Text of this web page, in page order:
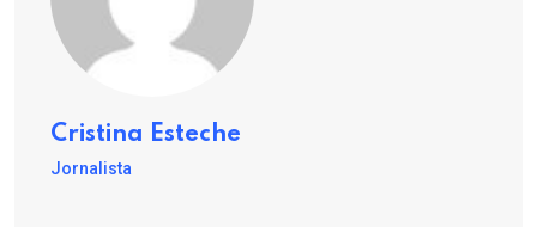
Cristina Esteche
Jornalista